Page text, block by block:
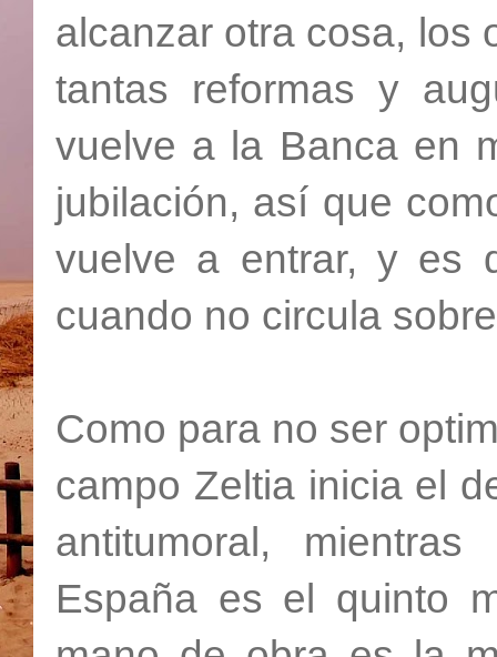
alcanzar otra cosa, los
tantas reformas y
vuelve a la Banca en
jubilación, así que
vuelve a entrar, y es
cuando no circula
Como para no ser
campo Zeltia inicia el
antitumoral,
España es el quinto